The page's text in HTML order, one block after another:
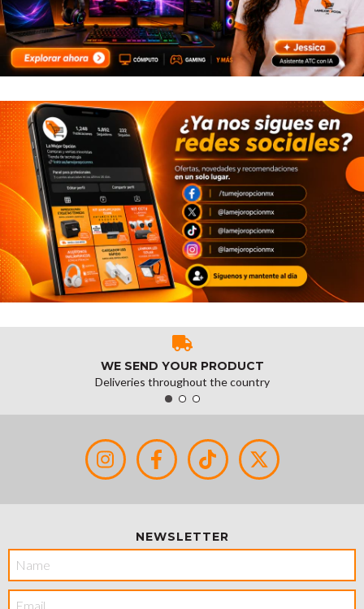
WE SEND YOUR PRODUCT
Deliveries throughout the country
NEWSLETTER